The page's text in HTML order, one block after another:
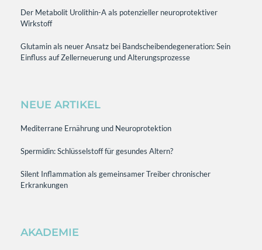
Der Metabolit Urolithin-A als potenzieller neuroprotektiver
Wirkstoff
Glutamin als neuer Ansatz bei Bandscheibendegeneration: Sein
Einfluss auf Zellerneuerung und Alterungsprozesse
NEUE ARTIKEL
Mediterrane Ernährung und Neuroprotektion
Spermidin: Schlüsselstoff für gesundes Altern?
Silent Inflammation als gemeinsamer Treiber chronischer
Erkrankungen
AKADEMIE